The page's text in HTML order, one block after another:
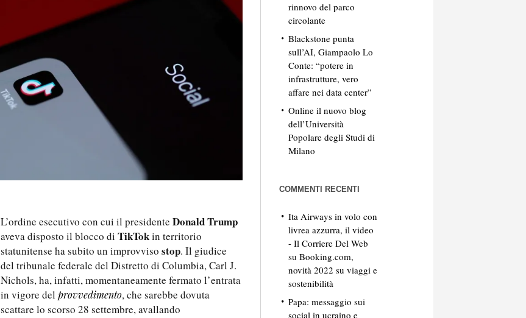
L’ordine esecutivo con cui il presidente Donald Trump
aveva disposto il blocco di TikTokin territorio
statunitense ha subito un improvviso stop. Il giudice
del tribunale federale del Distretto di Columbia, Carl J.
Nichols, ha, infatti, momentaneamente fermato l’entrata
in vigore del provvedimento, che sarebbe dovuta
scattare lo scorso 28 settembre, avallando
rinnovo del parco
circolante
Blackstone punta
sull’AI, Giampaolo Lo
Conte: “potere in
infrastrutture, vero
affare nei data center”
Online il nuovo blog
dell’Università
Popolare degli Studi di
Milano
COMMENTI RECENTI
Ita Airways in volo con
livrea azzurra, il video
- Il Corriere Del Web
su Booking.com,
novità 2022 su viaggi e
sostenibilità
Papa: messaggio sui
social in ucraino e